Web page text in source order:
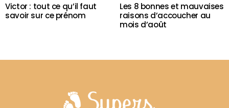
Victor : tout ce qu’il faut
savoir sur ce prénom
Les 8 bonnes et mauvaises
raisons d’accoucher au
mois d’août